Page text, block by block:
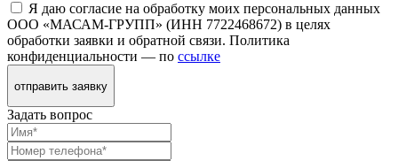
Я даю согласие на обработку моих персональных данных
ООО «МАСАМ-ГРУПП» (ИНН 7722468672) в целях
обработки заявки и обратной связи. Политика
конфиденциальности — по ссылке
отправить заявку
Задать вопрос